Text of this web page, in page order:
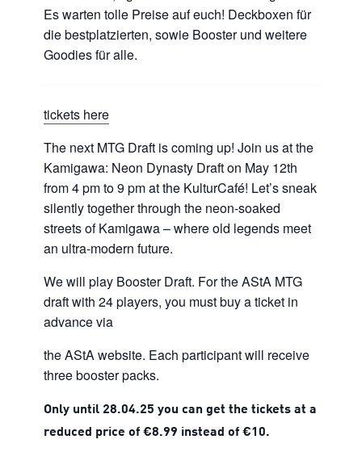
Es warten tolle Preise auf euch! Deckboxen für
die bestplatzierten, sowie Booster und weitere
Goodies für alle.
tickets here
The next MTG Draft is coming up! Join us at the
Kamigawa: Neon Dynasty Draft on May 12th
from 4 pm to 9 pm at the KulturCafé! Let’s sneak
silently together through the neon-soaked
streets of Kamigawa – where old legends meet
an ultra-modern future.
We will play Booster Draft. For the AStA MTG
draft with 24 players, you must buy a ticket in
advance via
the AStA website. Each participant will receive
three booster packs.
Only until 28.04.25 you can get the tickets at a
reduced price of €8.99 instead of €10.